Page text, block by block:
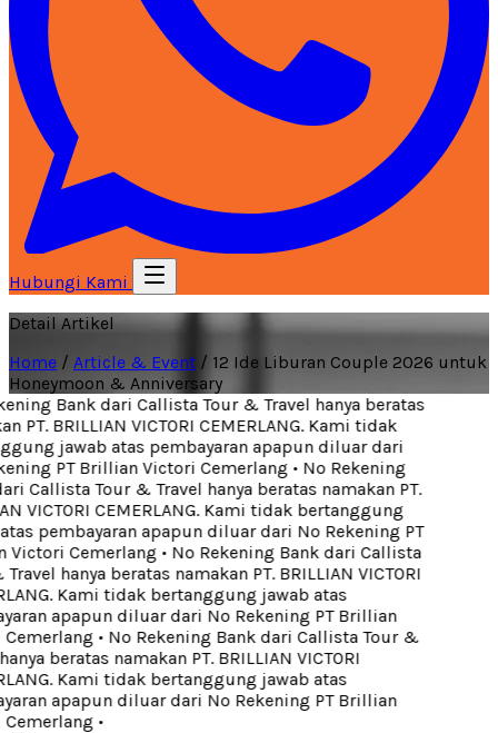
Hubungi Kami
Detail Artikel
Home / Article & Event / 12 Ide Liburan Couple 2026 untuk
Honeymoon & Anniversary
Bank dari Callista Tour & Travel hanya beratas
PT. BRILLIAN VICTORI CEMERLANG. Kami tidak
jawab atas pembayaran apapun diluar dari
PT Brillian Victori Cemerlang• No Rekening
Callista Tour & Travel hanya beratas namakan PT.
VICTORI CEMERLANG. Kami tidak bertanggung
pembayaran apapun diluar dari No Rekening PT
Cemerlang• No Rekening Bank dari Callista
hanya beratas namakan PT. BRILLIAN VICTORI
Kami tidak bertanggung jawab atas
apapun diluar dari No Rekening PT Brillian
• No Rekening Bank dari Callista Tour &
beratas namakan PT. BRILLIAN VICTORI
Kami tidak bertanggung jawab atas
apapun diluar dari No Rekening PT Brillian
•